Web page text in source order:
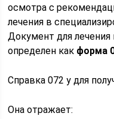
осмотра с
лечения в
Документ для лечения
определен как форма
Справка 072 у для
Она отражает: